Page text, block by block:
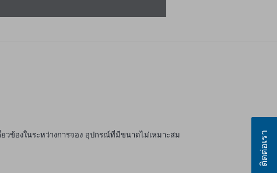
วข้องในระหว่างการจอง อุปกรณ์ที่มีขนาดไม่เหมาะสม
ติดต่อเรา